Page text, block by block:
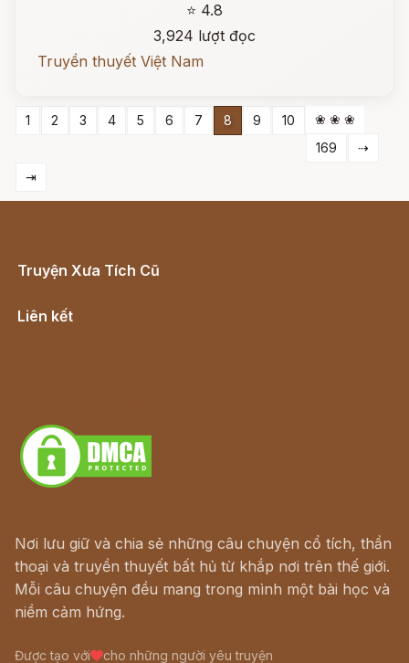
⭐ 4.8
3,924 lượt đọc
Truyền thuyết Việt Nam
1 2 3 4 5 6 7 8 9 10
❀ ❀ ❀
169
⇢
⇥
Truyện Xưa Tích Cũ
Liên kết
Nơi lưu giữ và chia sẻ những câu chuyện cổ tích, thần
thoại và truyền thuyết bất hủ từ khắp nơi trên thế giới.
Mỗi câu chuyện đều mang trong mình một bài học và
niềm cảm hứng.
Được tạo với cho những người yêu truyện